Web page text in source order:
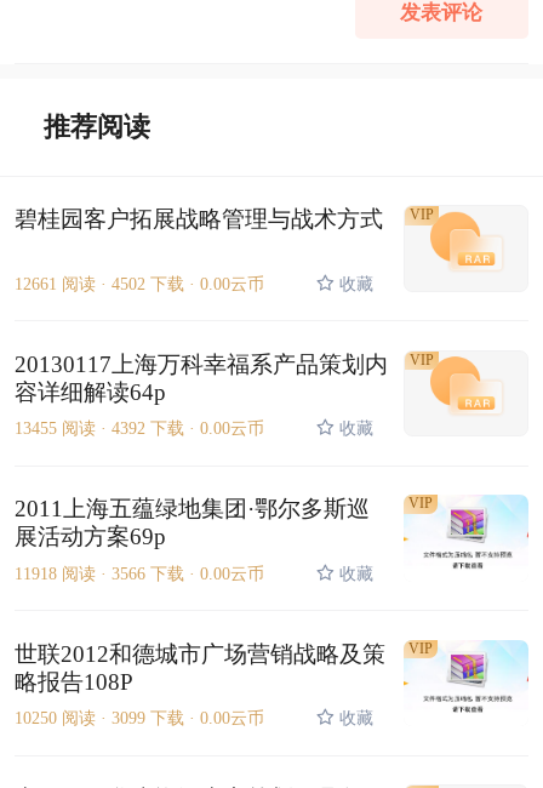
发表评论
推荐阅读
碧桂园客户拓展战略管理与战术方式
12661 阅读 · 4502 下载 · 0.00云币 收藏
VIP
20130117上海万科幸福系产品策划内
容详细解读64p
13455 阅读 · 4392 下载 · 0.00云币 收藏
VIP
2011上海五蕴绿地集团·鄂尔多斯巡
展活动方案69p
11918 阅读 · 3566 下载 · 0.00云币 收藏
VIP
世联2012和德城市广场营销战略及策
略报告108P
10250 阅读 · 3099 下载 · 0.00云币 收藏
VIP